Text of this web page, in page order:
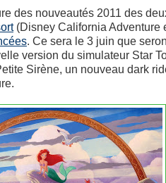
des nouveautés 2011 des
(Disney California Adventure
. Ce sera le 3 juin que
version du simulateur Star
Sirène, un nouveau dark